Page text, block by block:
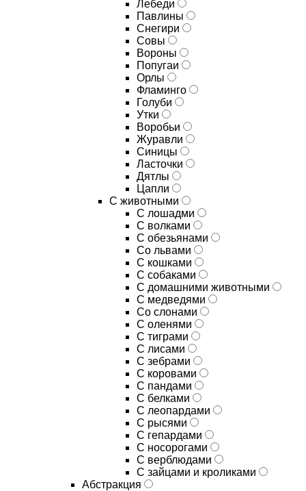
Лебеди
Павлины
Снегири
Совы
Вороны
Попугаи
Орлы
Фламинго
Голуби
Утки
Воробьи
Журавли
Синицы
Ласточки
Дятлы
Цапли
С животными
С лошадми
С волками
С обезьянами
Со львами
С кошками
С собаками
С домашними животными
С медведями
Со слонами
С оленями
С тиграми
С лисами
С зебрами
С коровами
С пандами
С белками
С леопардами
С рысями
С гепардами
С носорогами
С верблюдами
С зайцами и кроликами
Абстракция